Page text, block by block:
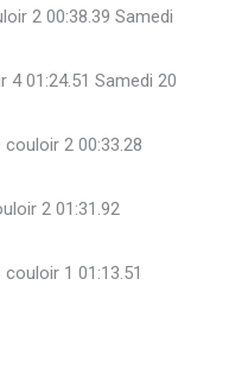
2 00:38.39 Samedi
4 01:24.51 Samedi 20
2 00:33.28
2 01:31.92
1 01:13.51